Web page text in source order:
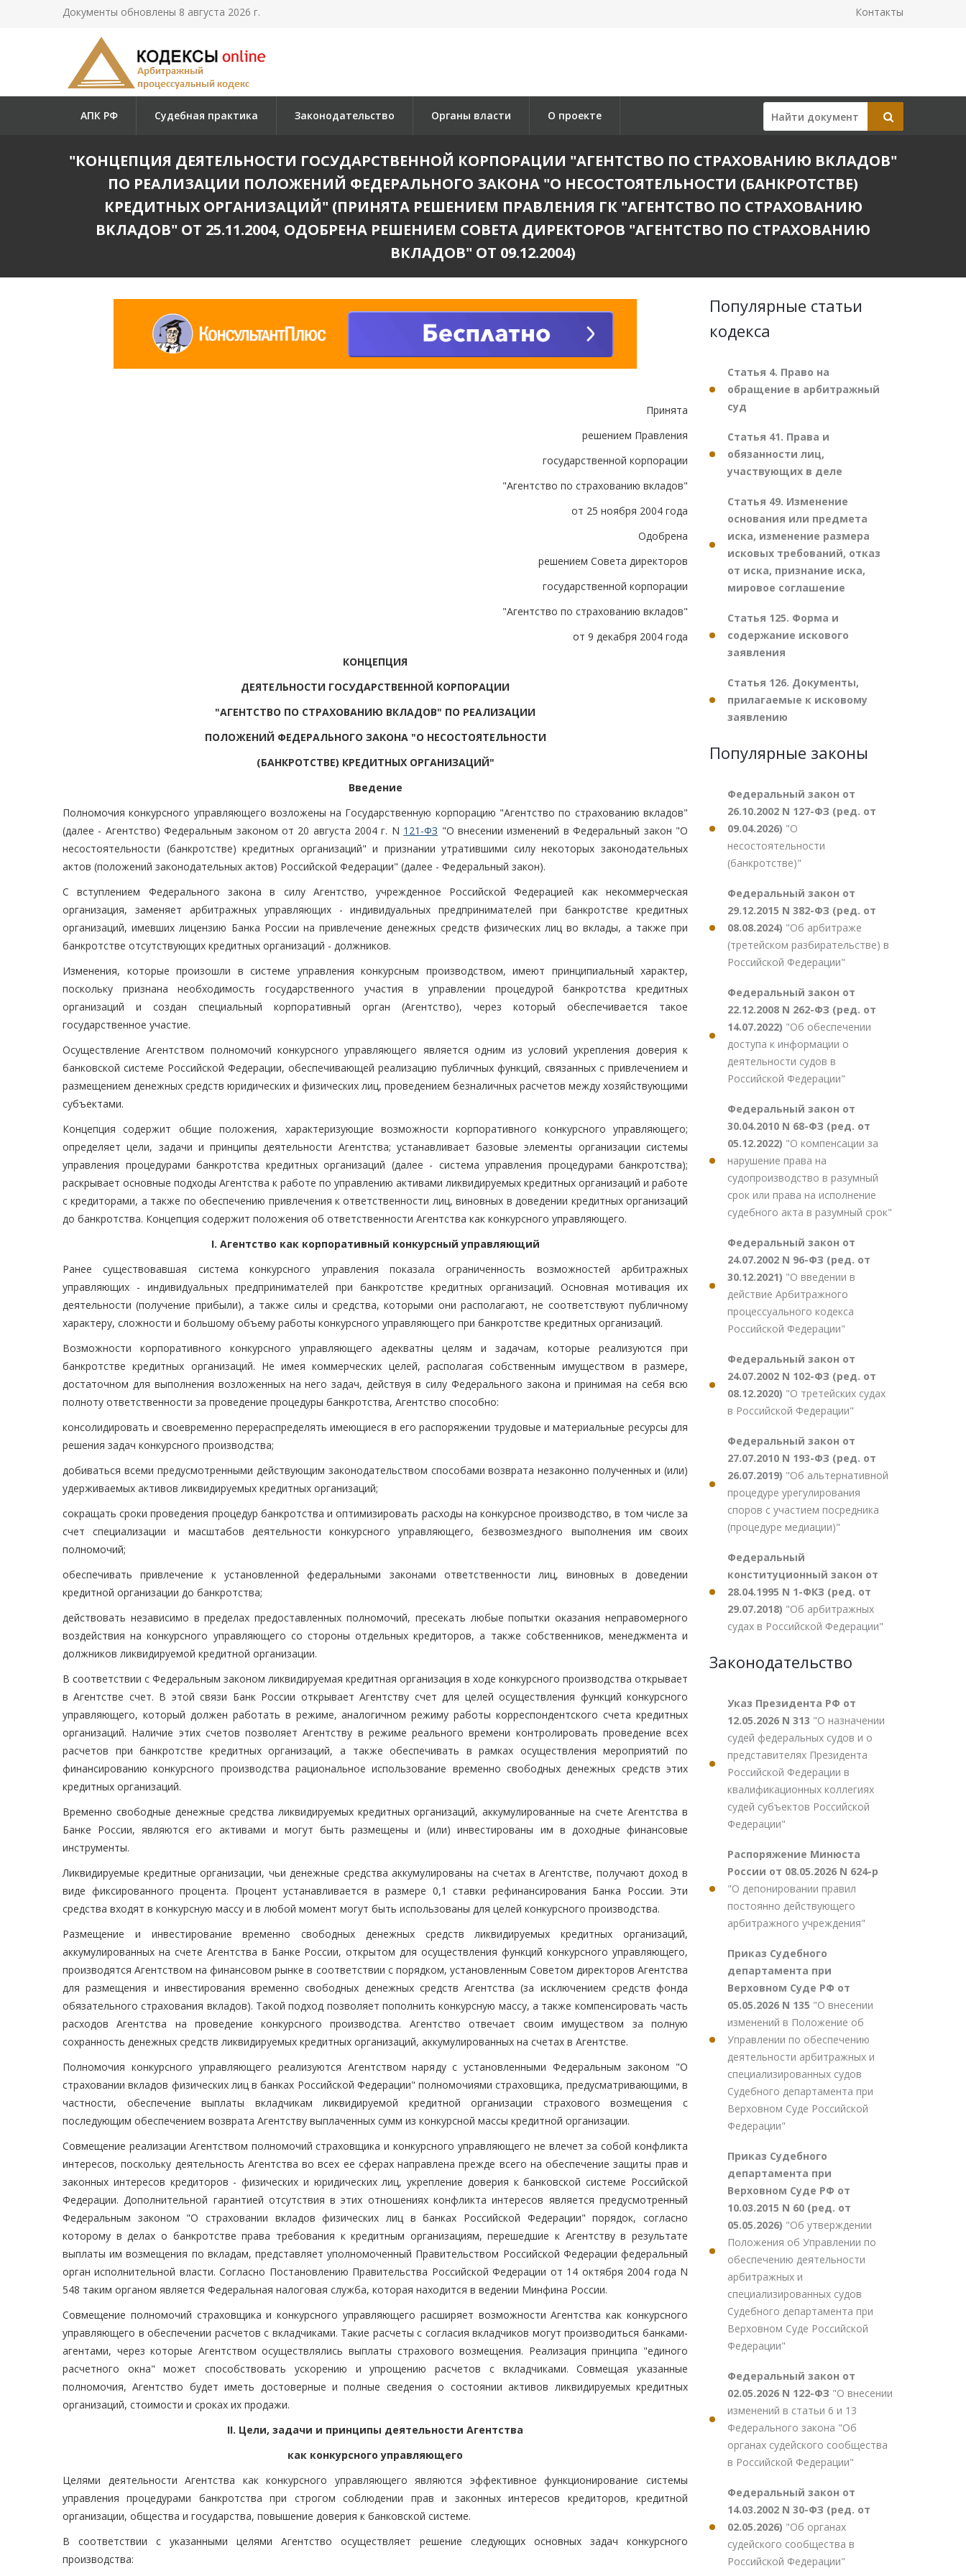
Документы обновлены 8 августа 2026 г. Контакты
АПК РФ Судебная практика Законодательство Органы власти О проекте
"КОНЦЕПЦИЯ ДЕЯТЕЛЬНОСТИ ГОСУДАРСТВЕННОЙ КОРПОРАЦИИ "АГЕНТСТВО ПО СТРАХОВАНИЮ ВКЛАДОВ"
ПО РЕАЛИЗАЦИИ ПОЛОЖЕНИЙ ФЕДЕРАЛЬНОГО ЗАКОНА "О НЕСОСТОЯТЕЛЬНОСТИ (БАНКРОТСТВЕ)
КРЕДИТНЫХ ОРГАНИЗАЦИЙ" (ПРИНЯТА РЕШЕНИЕМ ПРАВЛЕНИЯ ГК "АГЕНТСТВО ПО СТРАХОВАНИЮ
ВКЛАДОВ" ОТ 25.11.2004, ОДОБРЕНА РЕШЕНИЕМ СОВЕТА ДИРЕКТОРОВ "АГЕНТСТВО ПО СТРАХОВАНИЮ
ВКЛАДОВ" ОТ 09.12.2004)
Принята
решением Правления
государственной корпорации
"Агентство по страхованию вкладов"
от 25 ноября 2004 года
Одобрена
решением Совета директоров
государственной корпорации
"Агентство по страхованию вкладов"
от 9 декабря 2004 года
КОНЦЕПЦИЯ
ДЕЯТЕЛЬНОСТИ ГОСУДАРСТВЕННОЙ КОРПОРАЦИИ
"АГЕНТСТВО ПО СТРАХОВАНИЮ ВКЛАДОВ" ПО РЕАЛИЗАЦИИ
ПОЛОЖЕНИЙ ФЕДЕРАЛЬНОГО ЗАКОНА "О НЕСОСТОЯТЕЛЬНОСТИ
(БАНКРОТСТВЕ) КРЕДИТНЫХ ОРГАНИЗАЦИЙ"
Введение
Полномочия конкурсного управляющего возложены на Государственную корпорацию "Агентство по страхованию вкладов"
(далее - Агентство) Федеральным законом от 20 августа 2004 г. N 121-ФЗ "О внесении изменений в Федеральный закон "О
несостоятельности (банкротстве) кредитных организаций" и признании утратившими силу некоторых законодательных
актов (положений законодательных актов) Российской Федерации" (далее - Федеральный закон).
С вступлением Федерального закона в силу Агентство, учрежденное Российской Федерацией как некоммерческая
организация, заменяет арбитражных управляющих - индивидуальных предпринимателей при банкротстве кредитных
организаций, имевших лицензию Банка России на привлечение денежных средств физических лиц во вклады, а также при
банкротстве отсутствующих кредитных организаций - должников.
Изменения, которые произошли в системе управления конкурсным производством, имеют принципиальный характер,
поскольку признана необходимость государственного участия в управлении процедурой банкротства кредитных
организаций и создан специальный корпоративный орган (Агентство), через который обеспечивается такое
государственное участие.
Осуществление Агентством полномочий конкурсного управляющего является одним из условий укрепления доверия к
банковской системе Российской Федерации, обеспечивающей реализацию публичных функций, связанных с привлечением и
размещением денежных средств юридических и физических лиц, проведением безналичных расчетов между хозяйствующими
субъектами.
Концепция содержит общие положения, характеризующие возможности корпоративного конкурсного управляющего;
определяет цели, задачи и принципы деятельности Агентства; устанавливает базовые элементы организации системы
управления процедурами банкротства кредитных организаций (далее - система управления процедурами банкротства);
раскрывает основные подходы Агентства к работе по управлению активами ликвидируемых кредитных организаций и работе
с кредиторами, а также по обеспечению привлечения к ответственности лиц, виновных в доведении кредитных организаций
до банкротства. Концепция содержит положения об ответственности Агентства как конкурсного управляющего.
I. Агентство как корпоративный конкурсный управляющий
Ранее существовавшая система конкурсного управления показала ограниченность возможностей арбитражных
управляющих - индивидуальных предпринимателей при банкротстве кредитных организаций. Основная мотивация их
деятельности (получение прибыли), а также силы и средства, которыми они располагают, не соответствуют публичному
характеру, сложности и большому объему работы конкурсного управляющего при банкротстве кредитных организаций.
Возможности корпоративного конкурсного управляющего адекватны целям и задачам, которые реализуются при
банкротстве кредитных организаций. Не имея коммерческих целей, располагая собственным имуществом в размере,
достаточном для выполнения возложенных на него задач, действуя в силу Федерального закона и принимая на себя всю
полноту ответственности за проведение процедуры банкротства, Агентство способно:
консолидировать и своевременно перераспределять имеющиеся в его распоряжении трудовые и материальные ресурсы для
решения задач конкурсного производства;
добиваться всеми предусмотренными действующим законодательством способами возврата незаконно полученных и (или)
удерживаемых активов ликвидируемых кредитных организаций;
сокращать сроки проведения процедур банкротства и оптимизировать расходы на конкурсное производство, в том числе за
счет специализации и масштабов деятельности конкурсного управляющего, безвозмездного выполнения им своих
полномочий;
обеспечивать привлечение к установленной федеральными законами ответственности лиц, виновных в доведении
кредитной организации до банкротства;
действовать независимо в пределах предоставленных полномочий, пресекать любые попытки оказания неправомерного
воздействия на конкурсного управляющего со стороны отдельных кредиторов, а также собственников, менеджмента и
должников ликвидируемой кредитной организации.
В соответствии с Федеральным законом ликвидируемая кредитная организация в ходе конкурсного производства открывает
в Агентстве счет. В этой связи Банк России открывает Агентству счет для целей осуществления функций конкурсного
управляющего, который должен работать в режиме, аналогичном режиму работы корреспондентского счета кредитных
организаций. Наличие этих счетов позволяет Агентству в режиме реального времени контролировать проведение всех
расчетов при банкротстве кредитных организаций, а также обеспечивать в рамках осуществления мероприятий по
финансированию конкурсного производства рациональное использование временно свободных денежных средств этих
кредитных организаций.
Временно свободные денежные средства ликвидируемых кредитных организаций, аккумулированные на счете Агентства в
Банке России, являются его активами и могут быть размещены и (или) инвестированы им в доходные финансовые
инструменты.
Ликвидируемые кредитные организации, чьи денежные средства аккумулированы на счетах в Агентстве, получают доход в
виде фиксированного процента. Процент устанавливается в размере 0,1 ставки рефинансирования Банка России. Эти
средства входят в конкурсную массу и в любой момент могут быть использованы для целей конкурсного производства.
Размещение и инвестирование временно свободных денежных средств ликвидируемых кредитных организаций,
аккумулированных на счете Агентства в Банке России, открытом для осуществления функций конкурсного управляющего,
производятся Агентством на финансовом рынке в соответствии с порядком, установленным Советом директоров Агентства
для размещения и инвестирования временно свободных денежных средств Агентства (за исключением средств фонда
обязательного страхования вкладов). Такой подход позволяет пополнить конкурсную массу, а также компенсировать часть
расходов Агентства на проведение конкурсного производства. Агентство отвечает своим имуществом за полную
сохранность денежных средств ликвидируемых кредитных организаций, аккумулированных на счетах в Агентстве.
Полномочия конкурсного управляющего реализуются Агентством наряду с установленными Федеральным законом "О
страховании вкладов физических лиц в банках Российской Федерации" полномочиями страховщика, предусматривающими, в
частности, обеспечение выплаты вкладчикам ликвидируемой кредитной организации страхового возмещения с
последующим обеспечением возврата Агентству выплаченных сумм из конкурсной массы кредитной организации.
Совмещение реализации Агентством полномочий страховщика и конкурсного управляющего не влечет за собой конфликта
интересов, поскольку деятельность Агентства во всех ее сферах направлена прежде всего на обеспечение защиты прав и
законных интересов кредиторов - физических и юридических лиц, укрепление доверия к банковской системе Российской
Федерации. Дополнительной гарантией отсутствия в этих отношениях конфликта интересов является предусмотренный
Федеральным законом "О страховании вкладов физических лиц в банках Российской Федерации" порядок, согласно
которому в делах о банкротстве права требования к кредитным организациям, перешедшие к Агентству в результате
выплаты им возмещения по вкладам, представляет уполномоченный Правительством Российской Федерации федеральный
орган исполнительной власти. Согласно Постановлению Правительства Российской Федерации от 14 октября 2004 года N
548 таким органом является Федеральная налоговая служба, которая находится в ведении Минфина России.
Совмещение полномочий страховщика и конкурсного управляющего расширяет возможности Агентства как конкурсного
управляющего в обеспечении расчетов с вкладчиками. Такие расчеты с согласия вкладчиков могут производиться банками-
агентами, через которые Агентством осуществлялись выплаты страхового возмещения. Реализация принципа "единого
расчетного окна" может способствовать ускорению и упрощению расчетов с вкладчиками. Совмещая указанные
полномочия, Агентство будет иметь достоверные и полные сведения о состоянии активов ликвидируемых кредитных
организаций, стоимости и сроках их продажи.
II. Цели, задачи и принципы деятельности Агентства
как конкурсного управляющего
Целями деятельности Агентства как конкурсного управляющего являются эффективное функционирование системы
управления процедурами банкротства при строгом соблюдении прав и законных интересов кредиторов, кредитной
организации, общества и государства, повышение доверия к банковской системе.
В соответствии с указанными целями Агентство осуществляет решение следующих основных задач конкурсного
производства:
Популярные статьи
кодекса
Статья 4. Право на
обращение в арбитражный
суд
Статья 41. Права и
обязанности лиц,
участвующих в деле
Статья 49. Изменение
основания или предмета
иска, изменение размера
исковых требований, отказ
от иска, признание иска,
мировое соглашение
Статья 125. Форма и
содержание искового
заявления
Статья 126. Документы,
прилагаемые к исковому
заявлению
Популярные законы
Федеральный закон от
26.10.2002 N 127-ФЗ (ред. от
09.04.2026) "О
несостоятельности
(банкротстве)"
Федеральный закон от
29.12.2015 N 382-ФЗ (ред. от
08.08.2024) "Об арбитраже
(третейском разбирательстве) в
Российской Федерации"
Федеральный закон от
22.12.2008 N 262-ФЗ (ред. от
14.07.2022) "Об обеспечении
доступа к информации о
деятельности судов в
Российской Федерации"
Федеральный закон от
30.04.2010 N 68-ФЗ (ред. от
05.12.2022) "О компенсации за
нарушение права на
судопроизводство в разумный
срок или права на исполнение
судебного акта в разумный срок"
Федеральный закон от
24.07.2002 N 96-ФЗ (ред. от
30.12.2021) "О введении в
действие Арбитражного
процессуального кодекса
Российской Федерации"
Федеральный закон от
24.07.2002 N 102-ФЗ (ред. от
08.12.2020) "О третейских судах
в Российской Федерации"
Федеральный закон от
27.07.2010 N 193-ФЗ (ред. от
26.07.2019) "Об альтернативной
процедуре урегулирования
споров с участием посредника
(процедуре медиации)"
Федеральный
конституционный закон от
28.04.1995 N 1-ФКЗ (ред. от
29.07.2018) "Об арбитражных
судах в Российской Федерации"
Законодательство
Указ Президента РФ от
12.05.2026 N 313 "О назначении
судей федеральных судов и о
представителях Президента
Российской Федерации в
квалификационных коллегиях
судей субъектов Российской
Федерации"
Распоряжение Минюста
России от 08.05.2026 N 624-р
"О депонировании правил
постоянно действующего
арбитражного учреждения"
Приказ Судебного
департамента при
Верховном Суде РФ от
05.05.2026 N 135 "О внесении
изменений в Положение об
Управлении по обеспечению
деятельности арбитражных и
специализированных судов
Судебного департамента при
Верховном Суде Российской
Федерации"
Приказ Судебного
департамента при
Верховном Суде РФ от
10.03.2015 N 60 (ред. от
05.05.2026) "Об утверждении
Положения об Управлении по
обеспечению деятельности
арбитражных и
специализированных судов
Судебного департамента при
Верховном Суде Российской
Федерации"
Федеральный закон от
02.05.2026 N 122-ФЗ "О внесении
изменений в статьи 6 и 13
Федерального закона "Об
органах судейского сообщества
в Российской Федерации"
Федеральный закон от
14.03.2002 N 30-ФЗ (ред. от
02.05.2026) "Об органах
судейского сообщества в
Российской Федерации"